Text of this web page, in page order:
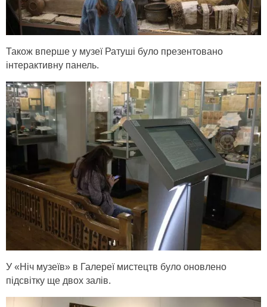
Також вперше у музеї Ратуші було презентовано
інтерактивну панель.
У «Ніч музеїв» в Галереї мистецтв було оновлено
підсвітку ще двох залів.